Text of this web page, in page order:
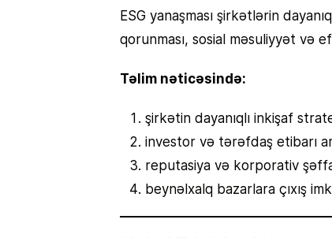
ESG yanaşması şirkətlərin
qorunması, sosial məsuliyyət
Təlim nəticəsində:
şirkətin dayanıqlı inkişaf
investor və tərəfdaş etibarı
reputasiya və korporativ
beynəlxalq bazarlara çıxış